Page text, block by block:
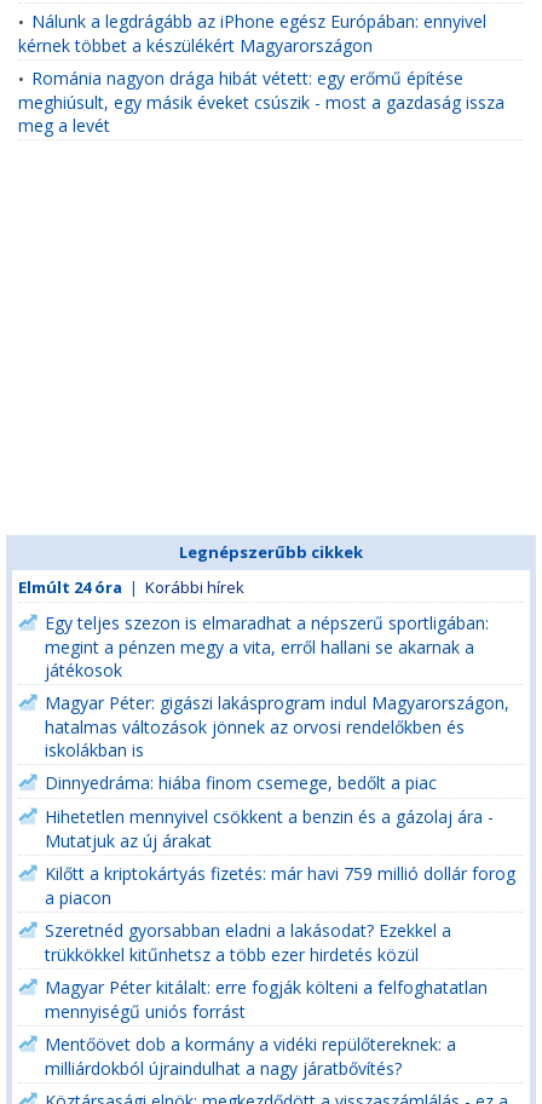
• Nálunk a legdrágább az iPhone egész Európában: ennyivel
kérnek többet a készülékért Magyarországon
• Románia nagyon drága hibát vétett: egy erőmű építése
meghiúsult, egy másik éveket csúszik - most a gazdaság issza
meg a levét
Legnépszerűbb cikkek
Elmúlt 24 óra | Korábbi hírek
Egy teljes szezon is elmaradhat a népszerű sportligában:
megint a pénzen megy a vita, erről hallani se akarnak a
játékosok
Magyar Péter: gigászi lakásprogram indul Magyarországon,
hatalmas változások jönnek az orvosi rendelőkben és
iskolákban is
Dinnyedráma: hiába finom csemege, bedőlt a piac
Hihetetlen mennyivel csökkent a benzin és a gázolaj ára -
Mutatjuk az új árakat
Kilőtt a kriptokártyás fizetés: már havi 759 millió dollár forog
a piacon
Szeretnéd gyorsabban eladni a lakásodat? Ezekkel a
trükkökkel kitűnhetsz a több ezer hirdetés közül
Magyar Péter kitálalt: erre fogják költeni a felfoghatatlan
mennyiségű uniós forrást
Mentőövet dob a kormány a vidéki repülőtereknek: a
milliárdokból újraindulhat a nagy járatbővítés?